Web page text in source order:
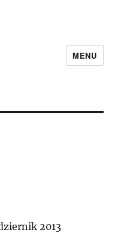
MENU
2013